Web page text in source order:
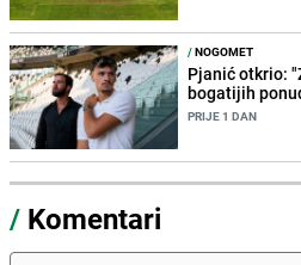
/NOGOMET
Pjanić otkrio:
bogatijih
PRIJE 1 DAN
/ Komentari